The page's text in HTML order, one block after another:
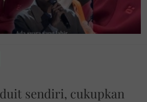
sendiri, cukupkan